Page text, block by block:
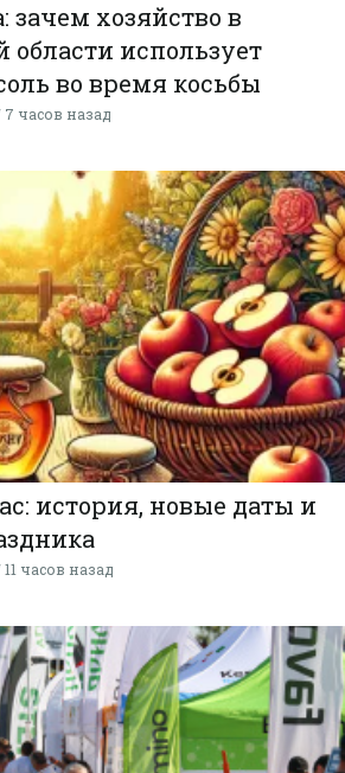
зачем хозяйство в
области использует
во время косьбы
7 часов назад
история, новые даты и
11 часов назад